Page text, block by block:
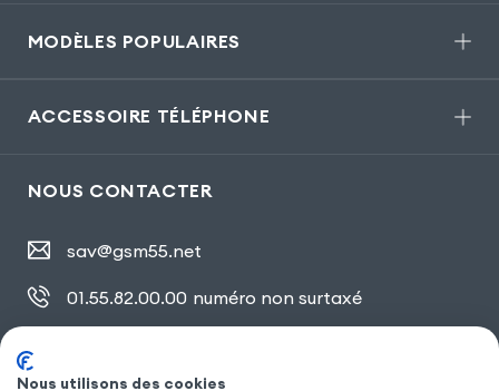
MODÈLES POPULAIRES
ACCESSOIRE TÉLÉPHONE
NOUS CONTACTER
sav@gsm55.net
01.55.82.00.00 numéro non surtaxé
Nous utilisons des cookies